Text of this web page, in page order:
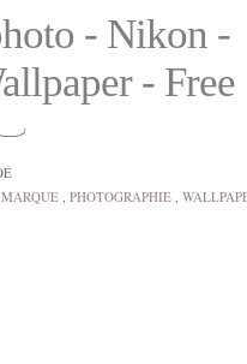
- Nikon -
- Free
MARQUE , PHOTOGRAPHIE ,